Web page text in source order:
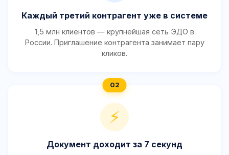
Каждый третий контрагент уже в системе
1,5 млн клиентов — крупнейшая сеть ЭДО в
России. Приглашение контрагента занимает пару
кликов.
⚡
Документ доходит за 7 секунд